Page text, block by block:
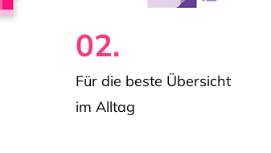
02.
Für die beste Übersicht
im Alltag